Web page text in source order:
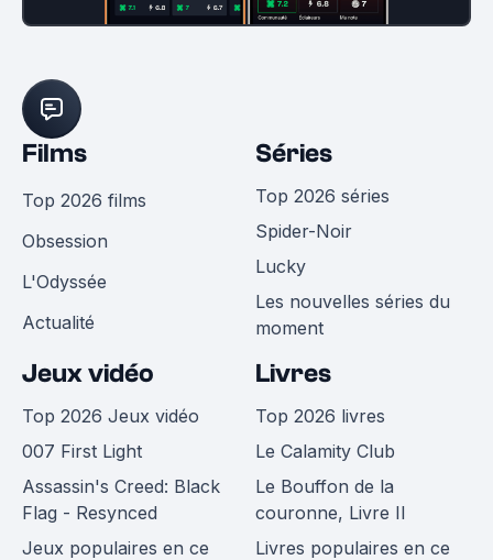
Films
Top 2026 films
Obsession
L'Odyssée
Actualité
Séries
Top 2026 séries
Spider-Noir
Lucky
Les nouvelles séries du
moment
Jeux vidéo
Top 2026 Jeux vidéo
007 First Light
Assassin's Creed: Black
Flag - Resynced
Jeux populaires en ce
Livres
Top 2026 livres
Le Calamity Club
Le Bouffon de la
couronne, Livre II
Livres populaires en ce